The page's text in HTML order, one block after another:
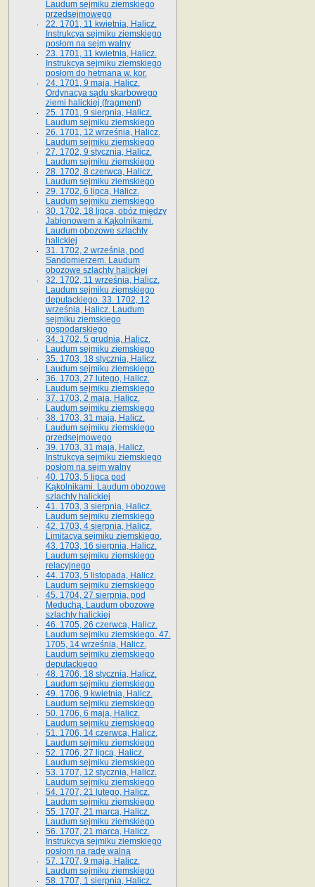
Laudum sejmiku ziemskiego
przedsejmowego
22. 1701, 11 kwietnia, Halicz.
Instrukcya sejmiku ziemskiego
posłom na sejm walny
23. 1701, 11 kwietnia, Halicz.
Instrukcya sejmiku ziemskiego
posłom do hetmana w. kor.
24. 1701, 9 maja, Halicz.
Ordynacya sądu skarbowego
ziemi halickiej (fragment)
25. 1701, 9 sierpnia, Halicz.
Laudum sejmiku ziemskiego
26. 1701, 12 września, Halicz.
Laudum sejmiku ziemskiego
27. 1702, 9 stycznia, Halicz.
Laudum sejmiku ziemskiego
28. 1702, 8 czerwca, Halicz.
Laudum sejmiku ziemskiego
29. 1702, 6 lipca, Halicz.
Laudum sejmiku ziemskiego
30. 1702, 18 lipca, obóz między
Jabłonowem a Kąkolnikami.
Laudum obozowe szlachty
halickiej
31. 1702, 2 września, pod
Sandomierzem. Laudum
obozowe szlachty halickiej
32. 1702, 11 września, Halicz.
Laudum sejmiku ziemskiego
deputackiego. 33. 1702, 12
września, Halicz. Laudum
sejmiku ziemskiego
gospodarskiego
34. 1702, 5 grudnia, Halicz.
Laudum sejmiku ziemskiego
35. 1703, 18 stycznia, Halicz.
Laudum sejmiku ziemskiego
36. 1703, 27 lutego, Halicz.
Laudum sejmiku ziemskiego
37. 1703, 2 maja, Halicz.
Laudum sejmiku ziemskiego
38. 1703, 31 maja, Halicz.
Laudum sejmiku ziemskiego
przedsejmowego
39. 1703, 31 maja, Halicz.
Instrukcya sejmiku ziemskiego
posłom na sejm walny
40. 1703, 5 lipca pod
Kąkolnikami. Laudum obozowe
szlachty halickiej
41­. 1703, 3 sierpnia, Halicz.
Laudum sejmiku ziemskiego
42. 1703, 4 sierpnia, Halicz.
Limitacya sejmiku ziemskiego.
43. 1703, 16 sierpnia, Halicz.
Laudum sejmiku ziemskiego
relacyjnego
44. 1703, 5 listopada, Halicz.
Laudum sejmiku ziemskiego
45. 1704, 27 sierpnia, pod
Meduchą. Laudum obozowe
szlachty halickiej
46. 1705, 26 czerwca, Halicz.
Laudum sejmiku ziemskiego. 47.
1705, 14 września, Halicz.
Laudum sejmiku ziemskiego
deputackiego
48. 1706, 18 stycznia, Halicz.
Laudum sejmiku ziemskiego
49. 1706, 9 kwietnia, Halicz.
Laudum sejmiku ziemskiego
50. 1706, 6 maja, Halicz.
Laudum sejmiku ziemskiego
51. 1706, 14 czerwca, Halicz.
Laudum sejmiku ziemskiego
52. 1706, 27 lipca, Halicz.
Laudum sejmiku ziemskiego
53. 1707, 12 stycznia, Halicz.
Laudum sejmiku ziemskiego
54. 1707, 21 lutego, Halicz.
Laudum sejmiku ziemskiego
55. 1707, 21 marca, Halicz.
Laudum sejmiku ziemskiego
56. 1707, 21 marca, Halicz.
Instrukcya sejmiku ziemskiego
posłom na radę walną
57. 1707, 9 maja, Halicz.
Laudum sejmiku ziemskiego
58. 1707, 1 sierpnia, Halicz.